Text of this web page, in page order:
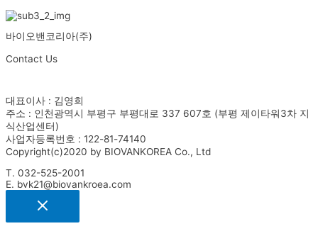
바이오밴코리아(주)
Contact Us
대표이사 : 김영희
주소 : 인천광역시 부평구 부평대로 337 607호 (부평 제이타워3차 지
식산업센터)
사업자등록번호 : 122-81-74140
Copyright(c)2020 by BIOVANKOREA Co., Ltd
T. 032-525-2001
E. bvk21@biovankroea.com